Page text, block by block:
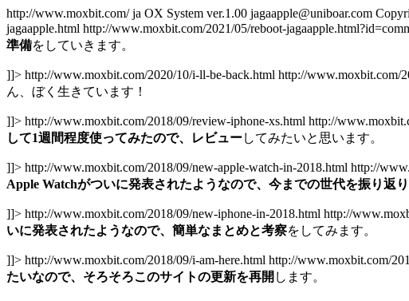
http://www.moxbit.com/ja OX System ver.1.00 jagaapple@uniboar.com
jagaapple.html http://www.moxbit.com/2021/05/reboot-
準備をしていきます。
]]> http://www.moxbit.com/2020/10/i-ll-be-back.html http://www.moxbit.com/
ん、ぼく生きています！
]]> http://www.moxbit.com/2018/09/review-iphone-xs.html http://
して1週間程度使ってみたので、レビューしてみたいと思います。
]]> http://www.moxbit.com/2018/09/new-apple-watch-in-2018.html http://
Apple Watchがついに発表されたようなので、今までの世代を振り返
]]> http://www.moxbit.com/2018/09/new-iphone-in-2018.html http://
いに発表されたようなので、簡単なまとめと考察をしてみます。
]]> http://www.moxbit.com/2018/09/i-am-here.html http://www.moxbit.com/
たいなので、そろそろこのサイトの更新を再開 します。